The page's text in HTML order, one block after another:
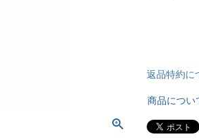
返品特約に
商品につい